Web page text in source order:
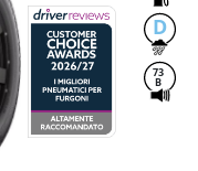
D
73
B